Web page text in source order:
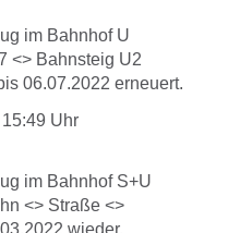
im Bahnhof U
<> Bahnsteig U2
06.07.2022 erneuert.
Uhr
im Bahnhof S+U
<> Straße <>
wieder.